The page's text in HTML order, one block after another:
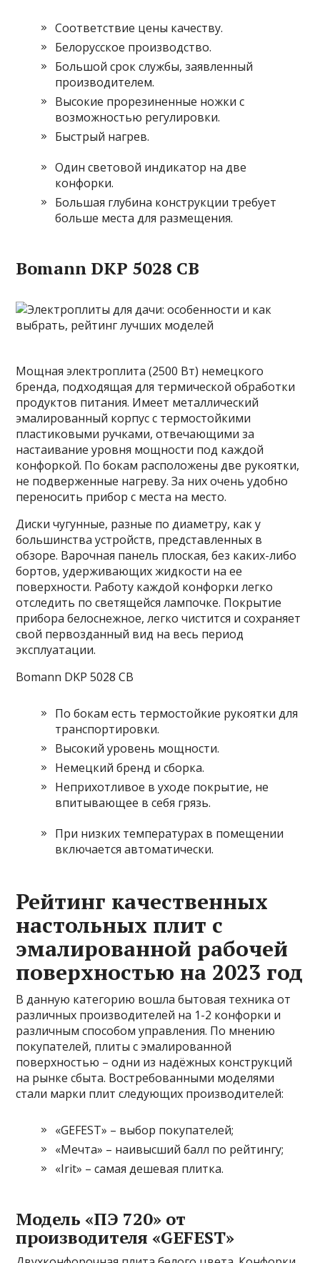
Соответствие цены качеству.
Белорусское производство.
Большой срок службы, заявленный
производителем.
Высокие прорезиненные ножки с
возможностью регулировки.
Быстрый нагрев.
Один световой индикатор на две
конфорки.
Большая глубина конструкции требует
больше места для размещения.
Bomann DKP 5028 CB
Мощная электроплита (2500 Вт) немецкого
бренда, подходящая для термической обработки
продуктов питания. Имеет металлический
эмалированный корпус с термостойкими
пластиковыми ручками, отвечающими за
настаивание уровня мощности под каждой
конфоркой. По бокам расположены две рукоятки,
не подверженные нагреву. За них очень удобно
переносить прибор с места на место.
Диски чугунные, разные по диаметру, как у
большинства устройств, представленных в
обзоре. Варочная панель плоская, без каких-либо
бортов, удерживающих жидкости на ее
поверхности. Работу каждой конфорки легко
отследить по светящейся лампочке. Покрытие
прибора белоснежное, легко чистится и сохраняет
свой первозданный вид на весь период
эксплуатации.
Bomann DKP 5028 CB
По бокам есть термостойкие рукоятки для
транспортировки.
Высокий уровень мощности.
Немецкий бренд и сборка.
Неприхотливое в уходе покрытие, не
впитывающее в себя грязь.
При низких температурах в помещении
включается автоматически.
Рейтинг качественных
настольных плит с
эмалированной рабочей
поверхностью на 2023 год
В данную категорию вошла бытовая техника от
различных производителей на 1-2 конфорки и
различным способом управления. По мнению
покупателей, плиты с эмалированной
поверхностью – одни из надёжных конструкций
на рынке сбыта. Востребованными моделями
стали марки плит следующих производителей:
«GEFEST» – выбор покупателей;
«Мечта» – наивысший балл по рейтингу;
«Irit» – самая дешевая плитка.
Модель «ПЭ 720» от
производителя «GEFEST»